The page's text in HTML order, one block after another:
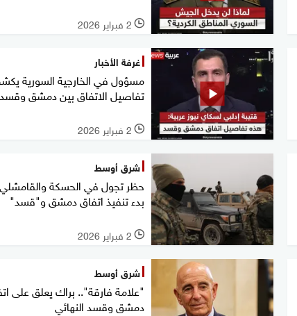
l 2 فبراير 2026
غرفة الأخبار
مسؤول في الخارجية السورية
تفاصيل الاتفاق بين دمشق وقسد
l 2 فبراير 2026
شرق أوسط
حظر تجول في الحسكة
بدء تنفيذ اتفاق دمشق و"قسد"
l 2 فبراير 2026
شرق أوسط
"علامة فارقة".. براك يعلق على
دمشق وقسد النهائي